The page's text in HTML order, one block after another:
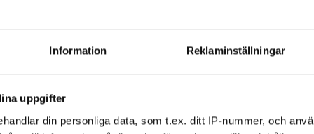
Information Reklaminställningar
uppgifter
din personliga data, som t.ex. ditt IP-nummer, och
som hjälper vilda djur att
exempel.
och utplantering av vilt, till att
Utfodring kan vara viktigt för att viltet